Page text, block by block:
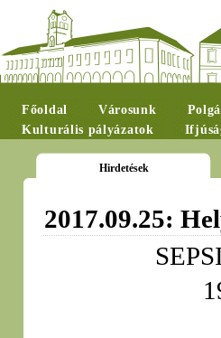
Főoldal Városunk
Kulturális pályázatok
Hirdetések
2017.09.25: